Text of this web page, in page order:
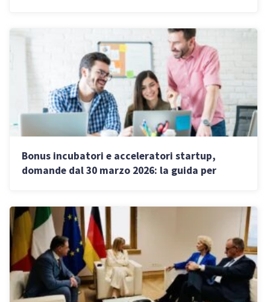
Bonus incubatori e acceleratori startup,
domande dal 30 marzo 2026: la guida per